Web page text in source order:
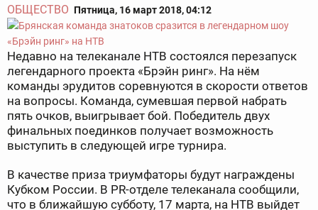
ОБЩЕСТВО Пятница, 16 март 2018, 04:12
Недавно на телеканале НТВ состоялся перезапуск
легендарного проекта «Брэйн ринг». На нём
команды эрудитов соревнуются в скорости ответов
на вопросы. Команда, сумевшая первой набрать
пять очков, выигрывает бой. Победитель двух
финальных поединков получает возможность
выступить в следующей игре турнира.
В качестве приза триумфаторы будут награждены
Кубком России. В PR-отделе телеканала сообщили,
что в ближайшую субботу, 17 марта, на НТВ выйдет